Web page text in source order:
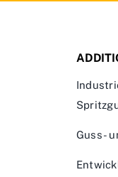
Guss-